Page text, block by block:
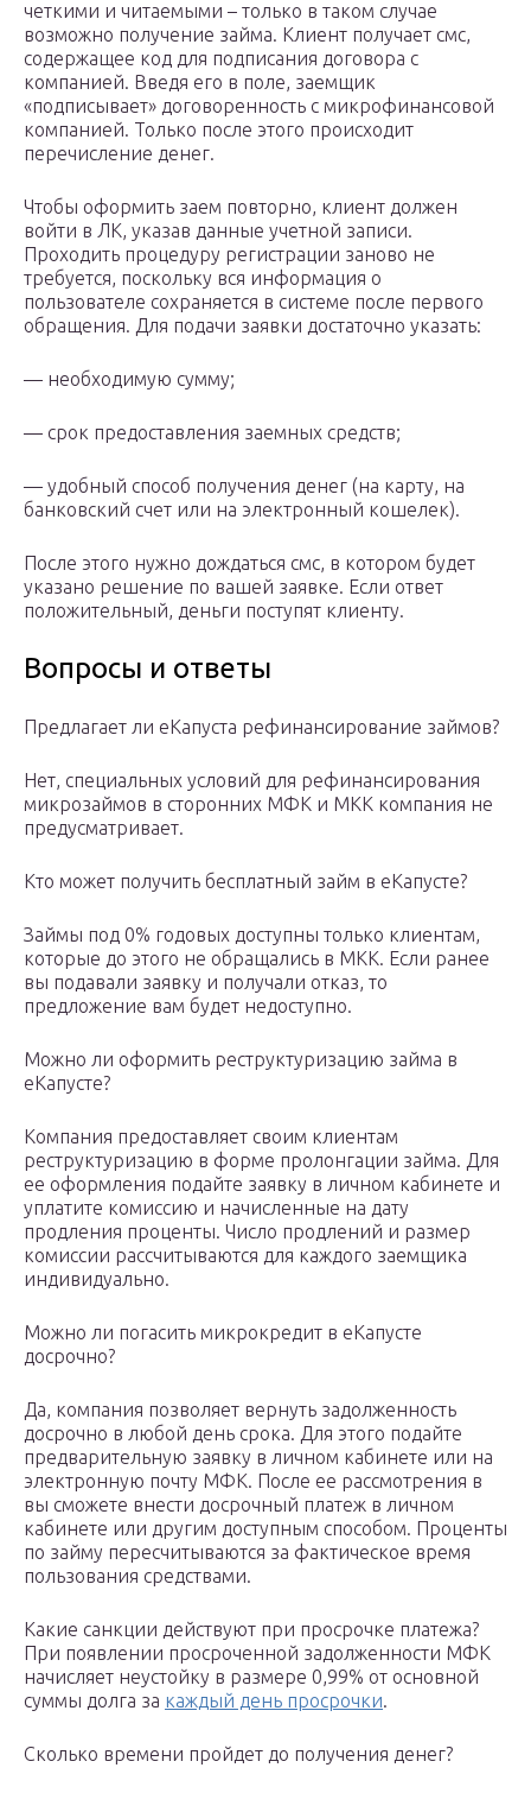
четкими и читаемыми – только в таком случае
возможно получение займа. Клиент получает смс,
содержащее код для подписания договора с
компанией. Введя его в поле, заемщик
«подписывает» договоренность с микрофинансовой
компанией. Только после этого происходит
перечисление денег.
Чтобы оформить заем повторно, клиент должен
войти в ЛК, указав данные учетной записи.
Проходить процедуру регистрации заново не
требуется, поскольку вся информация о
пользователе сохраняется в системе после первого
обращения. Для подачи заявки достаточно указать:
— необходимую сумму;
— срок предоставления заемных средств;
— удобный способ получения денег (на карту, на
банковский счет или на электронный кошелек).
После этого нужно дождаться смс, в котором будет
указано решение по вашей заявке. Если ответ
положительный, деньги поступят клиенту.
Вопросы и ответы
Предлагает ли еКапуста рефинансирование займов?
Нет, специальных условий для рефинансирования
микрозаймов в сторонних МФК и МКК компания не
предусматривает.
Кто может получить бесплатный займ в еКапусте?
Займы под 0% годовых доступны только клиентам,
которые до этого не обращались в МКК. Если ранее
вы подавали заявку и получали отказ, то
предложение вам будет недоступно.
Можно ли оформить реструктуризацию займа в
еКапусте?
Компания предоставляет своим клиентам
реструктуризацию в форме пролонгации займа. Для
ее оформления подайте заявку в личном кабинете и
уплатите комиссию и начисленные на дату
продления проценты. Число продлений и размер
комиссии рассчитываются для каждого заемщика
индивидуально.
Можно ли погасить микрокредит в еКапусте
досрочно?
Да, компания позволяет вернуть задолженность
досрочно в любой день срока. Для этого подайте
предварительную заявку в личном кабинете или на
электронную почту МФК. После ее рассмотрения в
вы сможете внести досрочный платеж в личном
кабинете или другим доступным способом. Проценты
по займу пересчитываются за фактическое время
пользования средствами.
Какие санкции действуют при просрочке платежа?
При появлении просроченной задолженности МФК
начисляет неустойку в размере 0,99% от основной
суммы долга за каждый день просрочки.
Сколько времени пройдет до получения денег?